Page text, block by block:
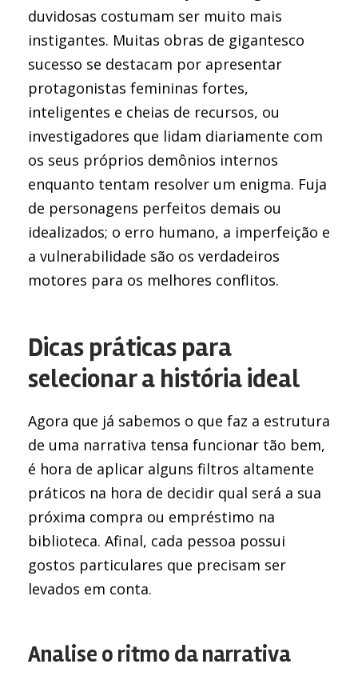
duvidosas costumam ser muito mais
instigantes. Muitas obras de gigantesco
sucesso se destacam por apresentar
protagonistas femininas fortes,
inteligentes e cheias de recursos, ou
investigadores que lidam diariamente com
os seus próprios demônios internos
enquanto tentam resolver um enigma. Fuja
de personagens perfeitos demais ou
idealizados; o erro humano, a imperfeição e
a vulnerabilidade são os verdadeiros
motores para os melhores conflitos.
Dicas práticas para
selecionar a história ideal
Agora que já sabemos o que faz a estrutura
de uma narrativa tensa funcionar tão bem,
é hora de aplicar alguns filtros altamente
práticos na hora de decidir qual será a sua
próxima compra ou empréstimo na
biblioteca. Afinal, cada pessoa possui
gostos particulares que precisam ser
levados em conta.
Analise o ritmo da narrativa